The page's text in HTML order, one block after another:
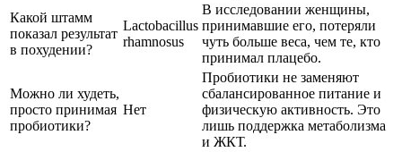
Какой штамм
показал результат
в похудении?
Lactobacillus
rhamnosus
В исследовании женщины,
принимавшие его, потеряли
чуть больше веса, чем те, кто
принимал плацебо.
Можно ли худеть,
просто принимая
пробиотики?
Нет
Пробиотики не заменяют
сбалансированное питание и
физическую активность. Это
лишь поддержка метаболизма
и ЖКТ.